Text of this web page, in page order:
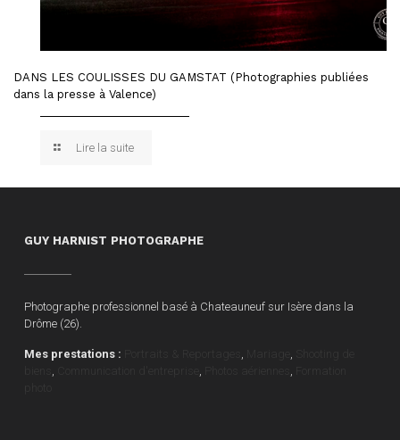
DANS LES COULISSES DU GAMSTAT (Photographies publiées
dans la presse à Valence)
Lire la suite
GUY HARNIST PHOTOGRAPHE
Photographe professionnel basé à Chateauneuf sur Isère dans la
Drôme (26).
Mes prestations : , ,
, , ,